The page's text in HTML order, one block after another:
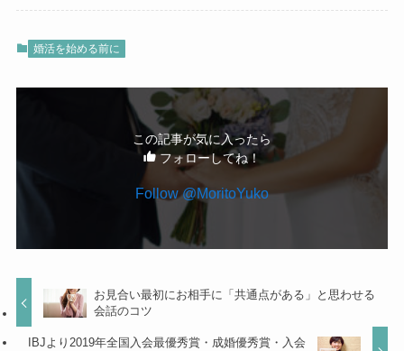
婚活を始める前に
この記事が気に入ったら
フォローしてね！
Follow @MoritoYuko
お見合い最初にお相手に「共通点がある」と思わせる
会話のコツ
IBJより2019年全国入会最優秀賞・成婚優秀賞・入会